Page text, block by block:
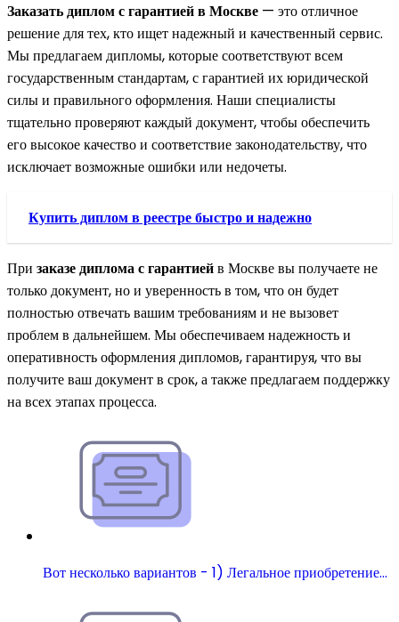
Заказать диплом с гарантией в Москве — это отличное
решение для тех, кто ищет надежный и качественный сервис.
Мы предлагаем дипломы, которые соответствуют всем
государственным стандартам, с гарантией их юридической
силы и правильного оформления. Наши специалисты
тщательно проверяют каждый документ, чтобы обеспечить
его высокое качество и соответствие законодательству, что
исключает возможные ошибки или недочеты.
Купить диплом в реестре быстро и надежно
При заказе диплома с гарантиейв Москве вы получаете не
только документ, но и уверенность в том, что он будет
полностью отвечать вашим требованиям и не вызовет
проблем в дальнейшем. Мы обеспечиваем надежность и
оперативность оформления дипломов, гарантируя, что вы
получите ваш документ в срок, а также предлагаем поддержку
на всех этапах процесса.
Вот несколько вариантов - 1) Легальное приобретение…